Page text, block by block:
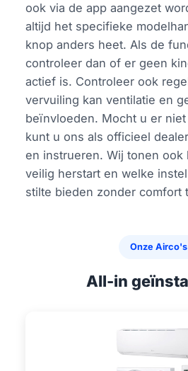
ook via de app aangezet
altijd het specifieke
knop anders heet. Als de
controleer dan of er geen
actief is. Controleer ook
vervuiling kan ventilatie en
beïnvloeden. Mocht u er
kunt u ons als officieel
en instrueren. Wij tonen ook
veilig herstart en welke
stilte bieden zonder comfort
Onze Airco's
All-in